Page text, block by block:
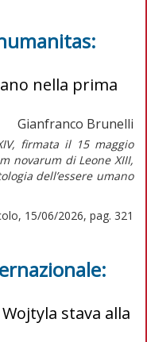
nella prima
Gianfranco Brunelli
firmata il 15 maggio
novarumdi Leone XIII,
dell’essere umano
15/06/2026, pag. 321
stava alla